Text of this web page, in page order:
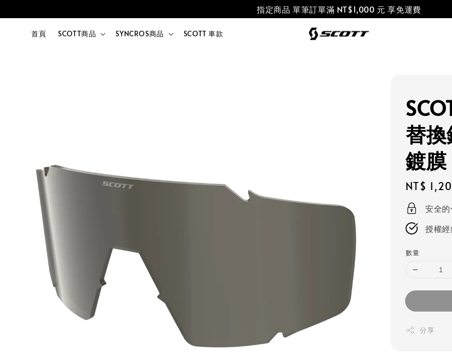
指定商品 單筆訂單滿 NT$1,000 元 享免運費
首頁 SCOTT商品 SYNCROS商品 SCOTT 車款
替
鍍膜
Regular
price
NT$
安全
授權
數量
分享